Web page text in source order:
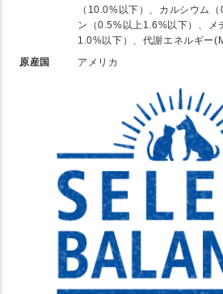
（10.0%以下）、カルシウム
ン（0.5%以上1.6%以下）、メ
1.0%以下）、代謝エネルギー
原産国
アメリカ